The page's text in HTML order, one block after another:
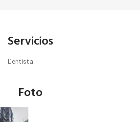
Servicios
Dentista
Foto